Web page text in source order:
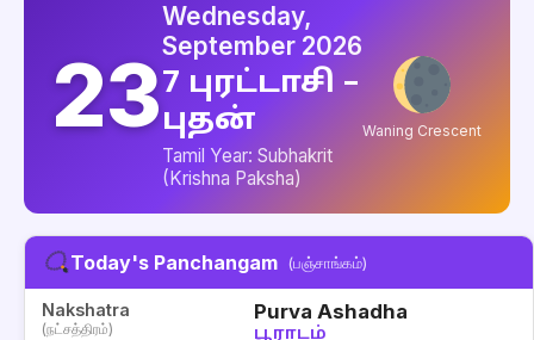
23
Wednesday,
September 2026
7 புரட்டாசி –
புதன்
Tamil Year: Subhakrit
(Krishna Paksha)
Waning Crescent
Today's Panchangam (பஞ்சாங்கம்)
Nakshatra
(நட்சத்திரம்)
Purva Ashadha
பூராடம்